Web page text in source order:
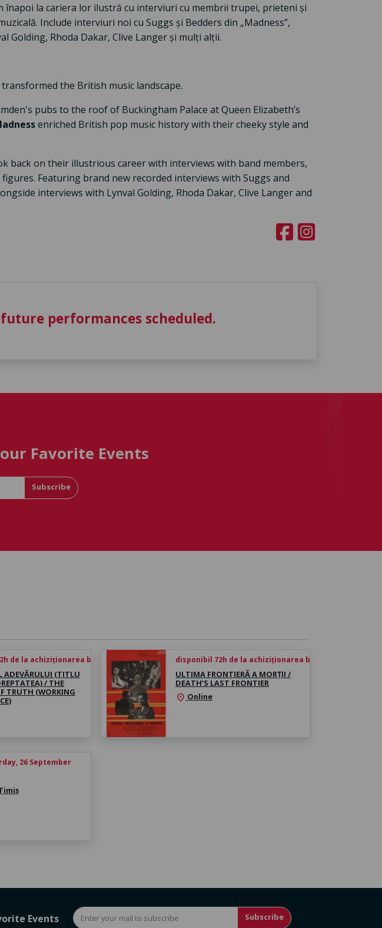
înapoi la cariera lor ilustră cu interviuri cu membrii trupei, prieteni și
Include interviuri noi cu Suggs și Bedders din „Madness”,
Golding, Rhoda Dakar, Clive Langer și mulți alții.
the British music landscape.
pubs to the roof of Buckingham Palace at Queen Elizabeth’s
enriched British pop music history with their cheeky style and
back on their illustrious career with interviews with band members,
Featuring brand new recorded interviews with Suggs and
interviews with Lynval Golding, Rhoda Dakar, Clive Langer and
performances scheduled.
Favorite Events
Subscribe
de la achiziționarea biletului
ADEVĂRULUI (TITLU
/ THE
TRUTH (WORKING
disponibil 72h de la achiziționarea biletului
ULTIMA FRONTIERĂ A MORȚII /
DEATH’S LAST FRONTIER
location_on Online
26 September
Events Subscribe